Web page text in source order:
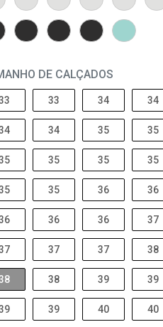
DE CALÇADOS
33 34 34
34 35 35
35 35 35
35 36 36
36 36 37
37 37 38
38 39 39
39 40 40